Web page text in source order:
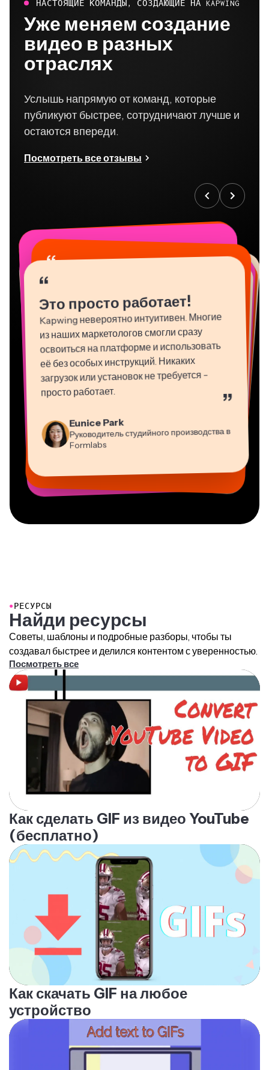
Уже меняем создание
видео в разных
отраслях
публикуют быстрее, сотрудничают лучше и
остаются впереди.
“
Это просто работает!
Kapwing невероятно интуитивен. Многие
из наших маркетологов смогли сразу
освоиться на платформе и использовать
её без особых инструкций. Никаких
загрузок или установок не требуется -
просто работает. ”
Руководитель студийного производства в
Formlabs
“
Vannesia Darby
Генеральный директор в MOXIE
“
Grant Taleck
Со-основатель в
“
Panos Papagapiou
Управляющий партнер в EPATHLON
“
Kerry-lee Farla
“
Gracie Peng
Директор контента
“
Видео Редактор
“
Heidi Rae
Образование
“
Консультант
Mitch Rawlings
“
Dina Segovia
Виртуальный фрилансер
Найди ресурсы
Советы, шаблоны и подробные разборы, чтобы ты
создавал быстрее и делился контентом с уверенностью.
Посмотреть все
Как сделать GIF из видео YouTube
(бесплатно)
Как скачать GIF на любое
устройство